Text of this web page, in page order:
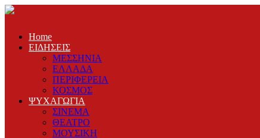
Home
ΕΙΔΗΣΕΙΣ
ΜΕΣΣΗΝΙΑ
ΕΛΛΑΔΑ
ΠΕΡΙΦΕΡΕΙΑ
ΚΟΣΜΟΣ
ΨΥΧΑΓΩΓΙΑ
ΣΙΝΕΜΑ
ΘΕΑΤΡΟ
ΜΟΥΣΙΚΗ